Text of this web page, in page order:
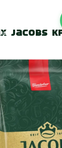
Jacobs